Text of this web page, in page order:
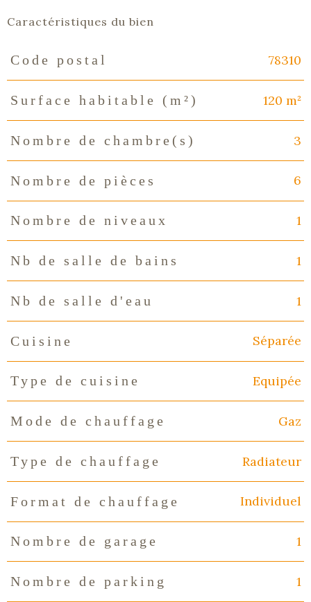
Caractéristiques du bien
Caractéristiques
Code postal 78310
Surface habitable (m²) 120 m²
Nombre de chambre(s) 3
Nombre de pièces 6
Nombre de niveaux 1
Nb de salle de bains 1
Nb de salle d'eau 1
Cuisine Séparée
Type de cuisine Equipée
Mode de chauffage Gaz
Type de chauffage Radiateur
Format de chauffage Individuel
Nombre de garage 1
Nombre de parking 1